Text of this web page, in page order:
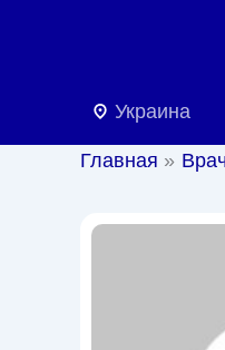
Украина
Главная